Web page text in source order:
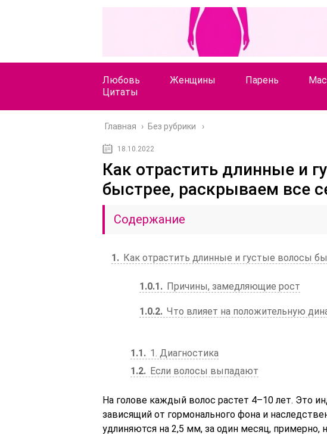
Любовь Женщины Парень
Цитаты
Главная › Без рубрики
18.10.2022
Как отрастить длинные и
быстрее, раскрываем все
Содержание
1 Как отрастить длинные и густые волосы
1.0.1 Причины, замедляющие рост
1.0.2 Что влияет на положительную
1.1
1. Диагностика
1.2
Если волосы выпадают
На голове каждый волос растет 4–10 лет. Это
зависящий от гормонального фона и
удлиняются на 2,5 мм, за один месяц, примерно,